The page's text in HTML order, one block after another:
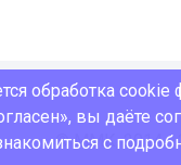
© ММК, 2014 -
обработка cookie
вы даёте
с